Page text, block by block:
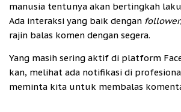
manusia tentunya akan bertingkah
Ada interaksi yang baik dengan follower
rajin balas komen dengan segera.
Yang masih sering aktif di platform
kan, melihat ada notifikasi di
meminta kita untuk membalas